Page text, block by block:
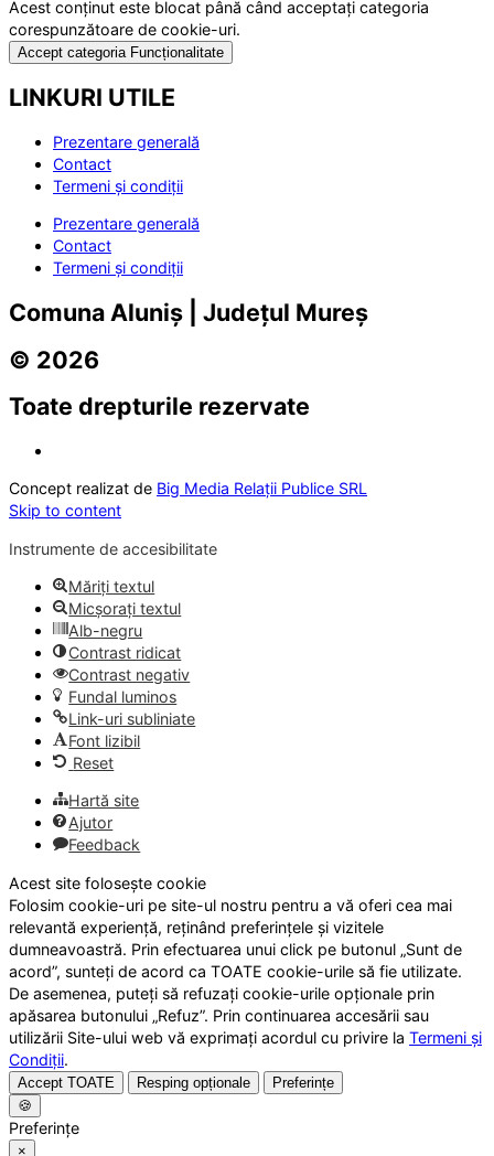
Acest conținut este blocat până când acceptați categoria
corespunzătoare de cookie-uri.
Accept categoria Funcționalitate
LINKURI UTILE
Prezentare generală
Contact
Termeni și condiții
Prezentare generală
Contact
Termeni și condiții
Comuna Aluniș | Județul Mureș
© 2026
Toate drepturile rezervate
Concept realizat de Big Media Relații Publice SRL
Skip to content
Instrumente de accesibilitate
Măriți textul
Micșorați textul
Alb-negru
Contrast ridicat
Contrast negativ
Fundal luminos
Link-uri subliniate
Font lizibil
Reset
Hartă site
Ajutor
Feedback
Acest site folosește cookie
Folosim cookie-uri pe site-ul nostru pentru a vă oferi cea mai
relevantă experiență, reținând preferințele și vizitele
dumneavoastră. Prin efectuarea unui click pe butonul „Sunt de
acord”, sunteți de acord ca TOATE cookie-urile să fie utilizate.
De asemenea, puteți să refuzați cookie-urile opționale prin
apăsarea butonului „Refuz”. Prin continuarea accesării sau
utilizării Site-ului web vă exprimați acordul cu privire la Termeni și
Condiții.
Accept TOATE Resping opționale
Preferințe
🍪
Preferințe
×